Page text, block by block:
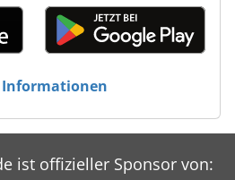
Informationen
ist offizieller Sponsor von: